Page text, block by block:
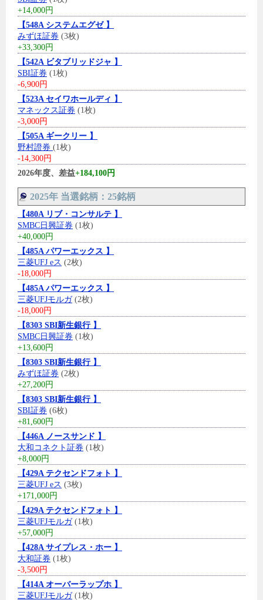
+14,000円
【548A システムエグゼ 】
みずほ証券 (3枚)
+33,300円
【542A ビタブリッドジャ 】
SBI証券 (1枚)
-6,900円
【523A セイワホールディ 】
マネックス証券 (1枚)
-3,000円
【505A ギークリー 】
野村證券 (1枚)
-14,300円
2026年度、差益+184,100円
2025年 当選銘柄：25銘柄
【480A リブ・コンサルテ 】
SMBC日興証券 (1枚)
+40,000円
【485A パワーエックス 】
三菱UFJ eス (2枚)
-18,000円
【485A パワーエックス 】
三菱UFJモルガ(2枚)
-18,000円
【8303 SBI新生銀行 】
SMBC日興証券 (1枚)
+13,600円
【8303 SBI新生銀行 】
みずほ証券 (2枚)
+27,200円
【8303 SBI新生銀行 】
SBI証券 (6枚)
+81,600円
【446A ノースサンド 】
大和コネクト証券 (1枚)
+8,000円
【429A テクセンドフォト 】
三菱UFJ eス (3枚)
+171,000円
【429A テクセンドフォト 】
三菱UFJモルガ(1枚)
+57,000円
【428A サイプレス・ホー 】
大和証券 (1枚)
-3,500円
【414A オーバーラップホ 】
三菱UFJモルガ(1枚)